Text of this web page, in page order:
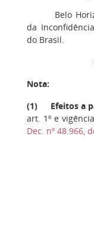
Belo
da
do Brasil.
Nota:
(1) Efeitos a
art. 1º e
Dec. nº 48.966,